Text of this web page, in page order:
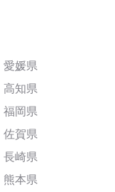
愛媛県
高知県
福岡県
佐賀県
長崎県
熊本県